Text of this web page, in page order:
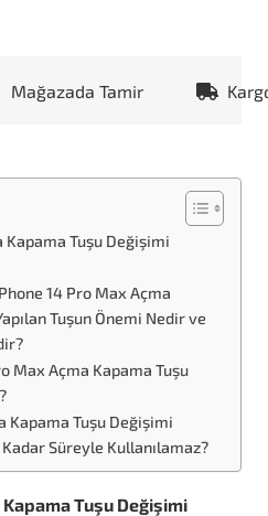
Mağazada Tamir
Kapama Tuşu Değişimi
14 Pro Max Açma
Tuşun Önemi Nedir ve
Max Açma Kapama Tuşu
Kapama Tuşu Değişimi
Kadar Süreyle Kullanılamaz?
Tuşu Değişimi